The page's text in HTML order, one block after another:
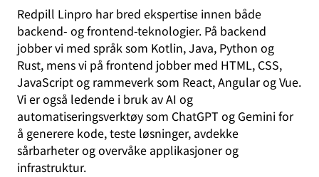
Redpill Linpro har bred ekspertise innen både
backend- og frontend-teknologier. På backend
jobber vi med språk som Kotlin, Java, Python og
Rust, mens vi på frontend jobber med HTML, CSS,
JavaScript og rammeverk som React, Angular og Vue.
Vi er også ledende i bruk av AI og
automatiseringsverktøy som ChatGPT og Gemini for
å generere kode, teste løsninger, avdekke
sårbarheter og overvåke applikasjoner og
infrastruktur.